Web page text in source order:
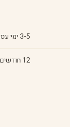
3-5 ימי עסקים
12 חודשים